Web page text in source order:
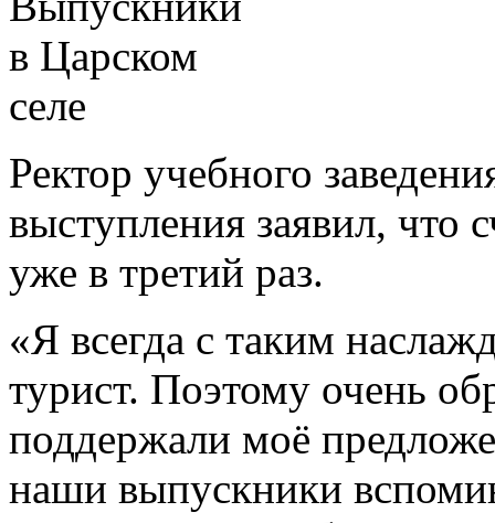
Ректор учебного
выступления заявил, что
уже в третий раз.
«Я всегда с таким
турист. Поэтому очень
поддержали моё
наши выпускники